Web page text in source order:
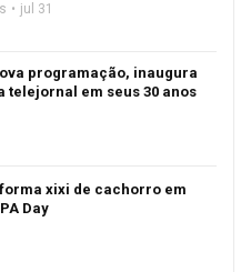
jul 31
programação, inaugura
telejornal em seus 30 anos
xixi de cachorro em
Day